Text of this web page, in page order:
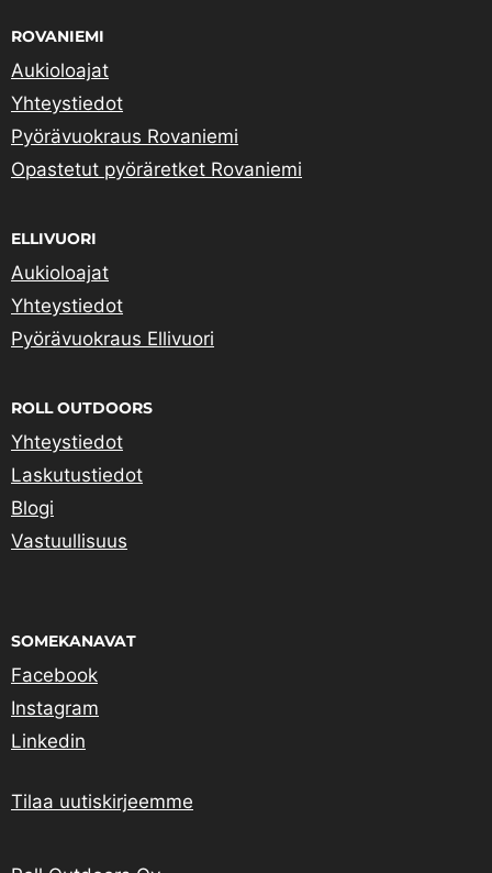
ROVANIEMI
Aukioloajat
Yhteystiedot
Pyörävuokraus Rovaniemi
Opastetut pyöräretket Rovaniemi
ELLIVUORI
Aukioloajat
Yhteystiedot
Pyörävuokraus Ellivuori
ROLL OUTDOORS
Yhteystiedot
Laskutustiedot
Blogi
Vastuullisuus
SOMEKANAVAT
Facebook
Instagram
Linkedin
Tilaa uutiskirjeemme